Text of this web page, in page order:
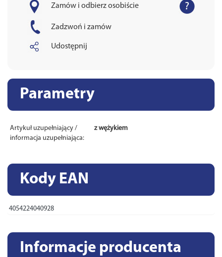
Zamów i odbierz osobiście
Zadzwoń i zamów
Udostępnij
Parametry
Artykuł uzupełniający /
informacja uzupełniająca:
z wężykiem
Kody EAN
4054224040928
Informacje producenta